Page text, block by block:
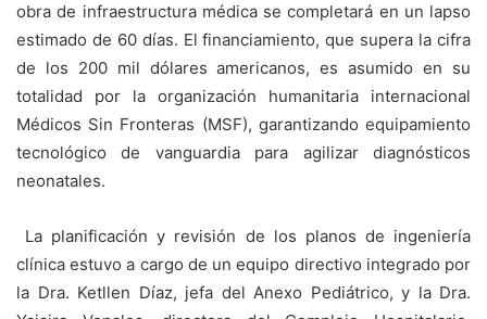
obra de infraestructura médica se completará en un lapso
estimado de 60 días. El financiamiento, que supera la cifra
de los 200 mil dólares americanos, es asumido en su
totalidad por la organización humanitaria internacional
Médicos Sin Fronteras (MSF), garantizando equipamiento
tecnológico de vanguardia para agilizar diagnósticos
neonatales.
La planificación y revisión de los planos de ingeniería
clínica estuvo a cargo de un equipo directivo integrado por
la Dra. Ketllen Díaz, jefa del Anexo Pediátrico, y la Dra.